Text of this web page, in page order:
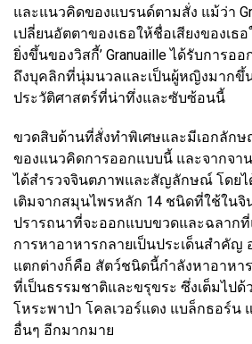
และแนวคิดของแบรนด์ตามสั่ง แม้ว่า
เปลี่ยนอัตตาของเธอให้ชื่อเสียงของเธ
ยิ่งขึ้นของวิสกี้’ Granuaille ได้รับการอ
ถึงบุคลิกที่นุ่มนวลและเป็นผู้หญิงมากขึ้
ประวัติศาสตร์ที่น่าทึ่งและซับซ้อนนี้
ขวดสิบด้านที่สั่งทำพิเศษและมีเอกลักษ
ของแนวคิดการออกแบบนี้ และจากจา
ได้สำรวจจินตภาพและสัญลักษณ์ โดยไ
เติมจากสมุนไพรหลัก 14 ชนิดที่ใช้ในจิ
ปรารถนาที่จะออกแบบขวดและฉลากที่
การหาอาหารกลายเป็นประเด็นสำคัญ
แตกต่างก็คือ สัตว์ชนิดนี้กำลังหาอาหา
ที่เป็นธรรมชาติและขรุขระ ซึ่งเต็มไปด้
โหระพาป่า โคลเวอร์แดง แบล็กธอร์น
อื่นๆ อีกมากมาย